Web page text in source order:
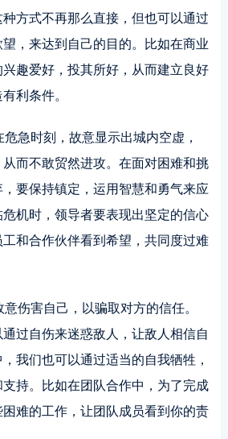
方式不再那么直接，但也可以通过
，来达到自己的目的。比如在商业
趣爱好，投其所好，从而建立良好
利条件。
危急时刻，故意显示出城内空虚，
而不敢贸然进攻。在面对困难和挑
要保持镇定，运用智慧和勇气来应
机时，领导者要表现出坚定的信心
和合作伙伴看到希望，共同度过难
意伤害自己，以骗取对方的信任。
过自伤来迷惑敌人，让敌人相信自
我们也可以通过适当的自我牺牲，
持。比如在团队合作中，为了完成
难的工作，让团队成员看到你的责